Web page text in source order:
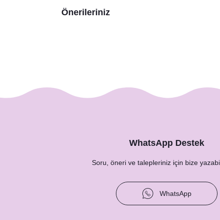
Önerileriniz
WhatsApp Destek
Soru, öneri ve talepleriniz için bize
WhatsApp